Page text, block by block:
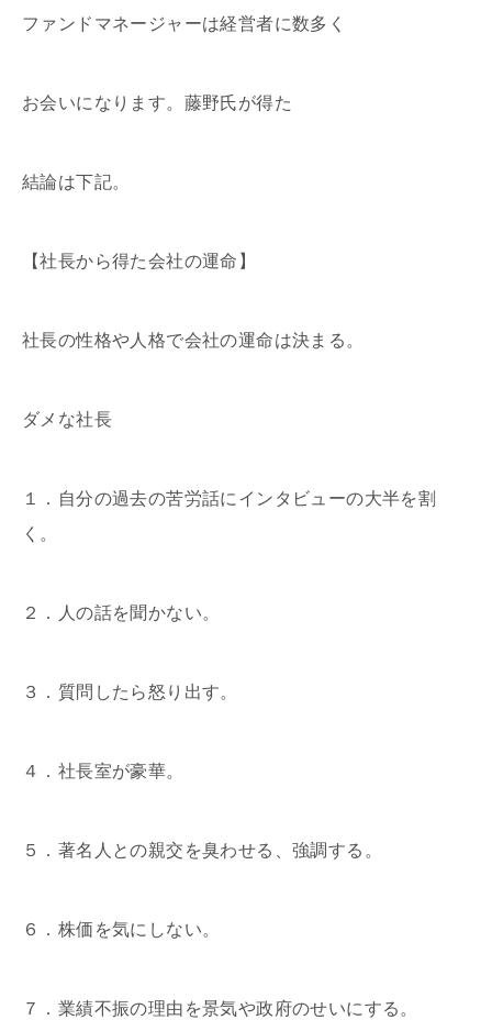
ファンドマネージャーは経営者に数多く
お会いになります。藤野氏が得た
結論は下記。
【社長から得た会社の運命】
社長の性格や人格で会社の運命は決まる。
ダメな社長
１．自分の過去の苦労話にインタビューの大半を割
く。
２．人の話を聞かない。
３．質問したら怒り出す。
４．社長室が豪華。
５．著名人との親交を臭わせる、強調する。
６．株価を気にしない。
７．業績不振の理由を景気や政府のせいにする。